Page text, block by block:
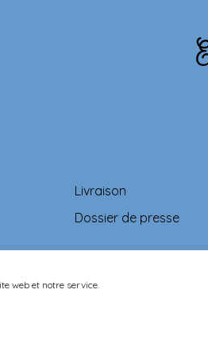
web et notre service.
Livraison
Dossier de presse